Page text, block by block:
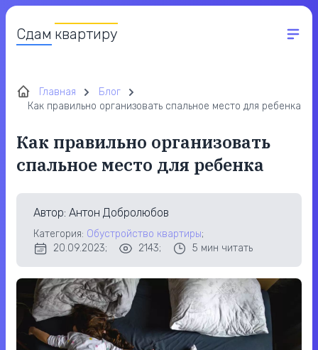
Сдам квартиру
Главная
Блог
Как правильно организовать спальное место для ребенка
Как правильно организовать
спальное место для ребенка
Автор: Антон Добролюбов
Категория: Обустройство квартиры;
20.09.2023;
2143; 5 мин читать